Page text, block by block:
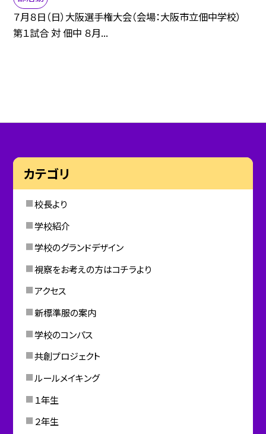
７月８日（日）大阪選手権大会（会場：大阪市立佃中学校）
第１試合 対 佃中 ８月...
カテゴリ
校長より
学校紹介
学校のグランドデザイン
視察をお考えの方はコチラより
アクセス
新標準服の案内
学校のコンパス
共創プロジェクト
ルールメイキング
１年生
２年生